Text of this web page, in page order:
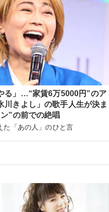
る」…“家賃6万5000円”のア
川きよし」の歌手人生が決ま
”の前での絶唱
「あの人」のひと言